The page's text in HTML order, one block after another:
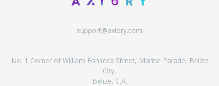
support@axiory.com
No. 1 Corner of William Fonseca Street, Marine Parade, Belize
City,
Belize, C.A.